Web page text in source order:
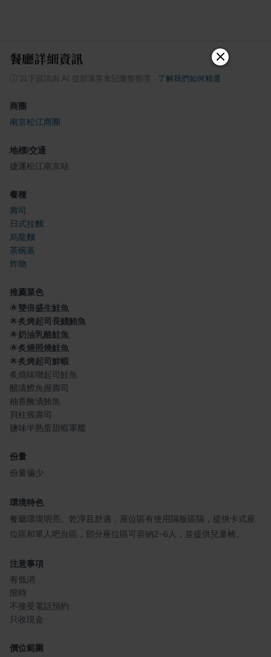
餐廳詳細資訊
ⓘ 以下資訊由 AI 從部落客食記彙整整理 了解我們如何精選
商圈
南京松江商圈
地標/交通
捷運松江南京站
餐種
壽司
日式拉麵
烏龍麵
茶碗蒸
炸物
推薦菜色
🌟雙倍盛生鮭魚
🌟炙烤起司長鰭鮪魚
🌟奶油乳酪鮭魚
🌟炙燒照燒鮭魚
🌟炙烤起司鮮蝦
炙燒味噌起司鮭魚
醋漬鰶魚握壽司
柚香醃漬鮪魚
貝柱握壽司
鹽味半熟蛋甜蝦軍艦
份量
份量偏少
環境特色
餐廳環境明亮、乾淨且舒適，座位區有使用隔板區隔，提供卡式座
位區和單人吧台區，部分座位區可容納2~6人，並提供兒童椅。
注意事項
有低消
限時
不接受電話預約
只收現金
價位範圍